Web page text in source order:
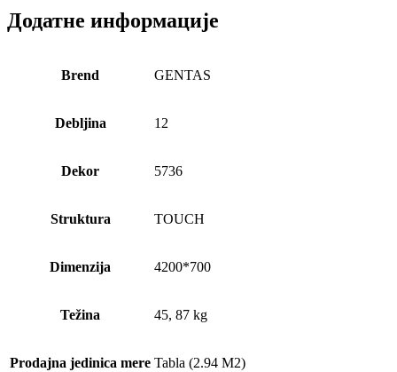
Додатне информације
Brend GENTAS
Debljina 12
Dekor 5736
Struktura TOUCH
Dimenzija 4200*700
Težina 45, 87 kg
Prodajna jedinica mere Tabla (2.94 M2)